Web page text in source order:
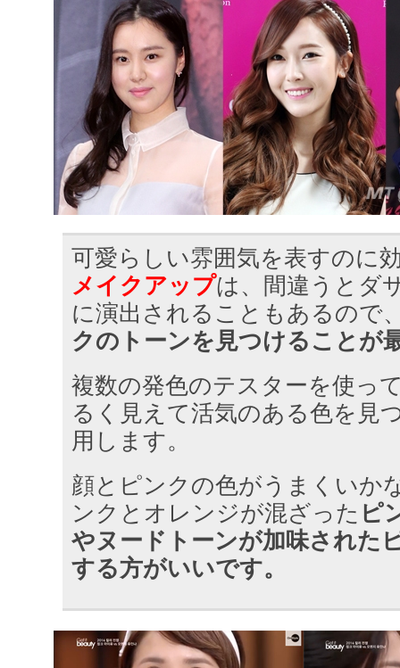
可愛らしい雰囲気を表すのに
メイクアップは、間違うとダ
に演出されることもあるので
クのトーンを見つけることが
複数の発色のテスターを使っ
るく見えて活気のある色を見
用します。
顔とピンクの色がうまくいか
ンクとオレンジが混ざった ピ
やヌードトーンが加味された
する方がいいです。